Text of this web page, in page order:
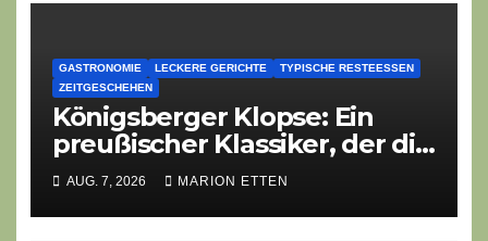
GASTRONOMIE LECKERE GERICHTE
TYPISCHE RESTEESSEN
ZEITGESCHEHEN
Königsberger Klopse: Ein
preußischer Klassiker, der die
Zeiten überdauert
AUG. 7, 2026 MARION ETTEN